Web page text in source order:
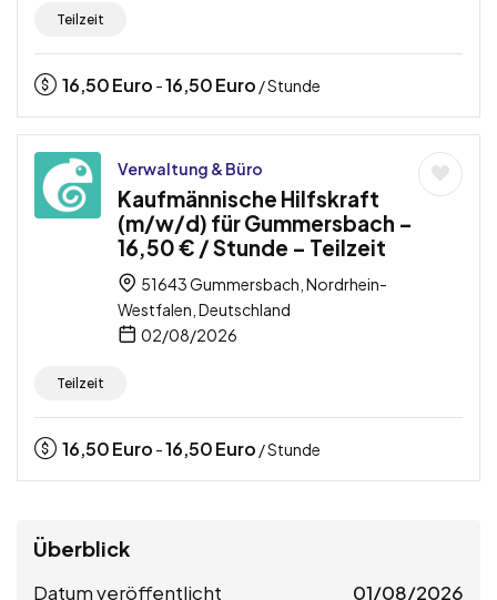
Teilzeit
16,50Euro -16,50Euro / Stunde
Verwaltung & Büro
Kaufmännische Hilfskraft
(m/w/d) für Gummersbach –
16,50 € / Stunde – Teilzeit
51643 Gummersbach, Nordrhein-
Westfalen, Deutschland
02/08/2026
Teilzeit
16,50Euro -16,50Euro / Stunde
Überblick
Datum veröffentlicht 01/08/2026